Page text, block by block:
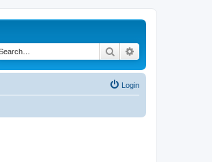
Search
Login